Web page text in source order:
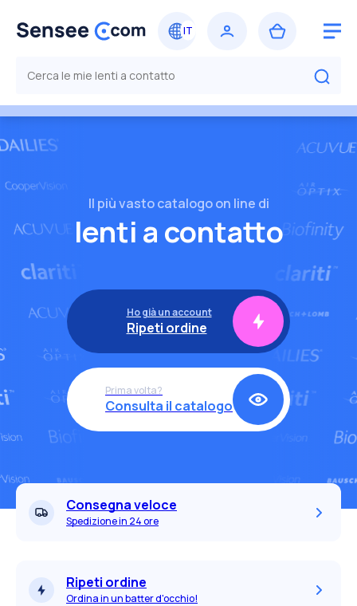
Il più vasto catalogo on line di
lenti a contatto
Ho già un account
Ripeti ordine
Prima volta?
Consulta il catalogo
Consegna veloce
Spedizione in 24 ore
Ripeti ordine
Ordina in un batter d'occhio!